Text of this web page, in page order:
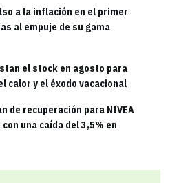
a la inflación en el primer
al empuje de su gama
el stock en agosto para
calor y el éxodo vacacional
de recuperación para NIVEA
una caída del 3,5% en